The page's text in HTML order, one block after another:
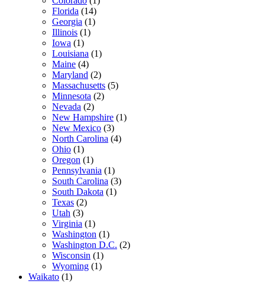
Florida (14)
Georgia (1)
Illinois (1)
Iowa (1)
Louisiana (1)
Maine (4)
Maryland (2)
Massachusetts (5)
Minnesota (2)
Nevada (2)
New Hampshire (1)
New Mexico (3)
North Carolina (4)
Ohio (1)
Oregon (1)
Pennsylvania (1)
South Carolina (3)
South Dakota (1)
Texas (2)
Utah (3)
Virginia (1)
Washington (1)
Washington D.C. (2)
Wisconsin (1)
Wyoming (1)
Waikato (1)